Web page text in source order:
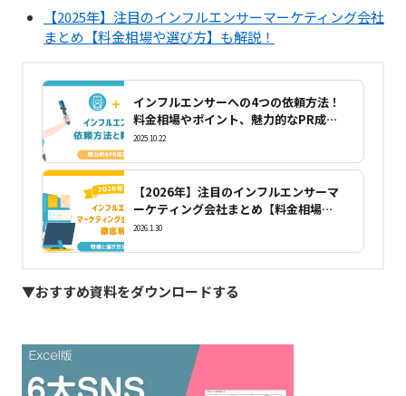
【2025年】注目のインフルエンサーマーケティング会社
まとめ【料金相場や選び方】も解説！
インフルエンサーへの4つの依頼方法！
料金相場やポイント、魅力的なPR成功
事例8選
2025.10.22
【2026年】注目のインフルエンサーマ
ーケティング会社まとめ【料金相場や
選び方】も解説！
2026.1.30
▼おすすめ資料をダウンロードする